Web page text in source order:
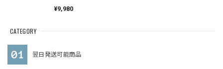
CATEGORY
翌日発送可能商品
¥9,980